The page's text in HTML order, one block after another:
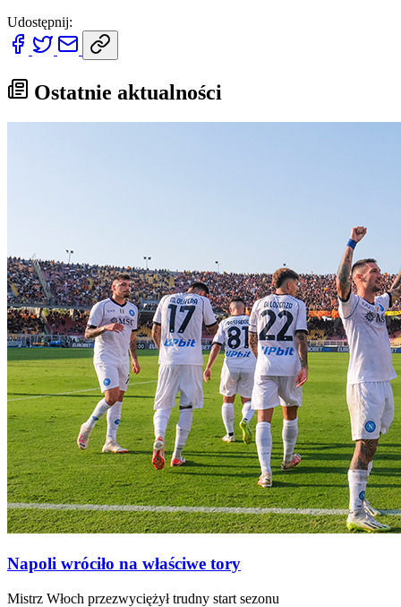
Udostępnij:
Ostatnie aktualności
Napoli wróciło na właściwe tory
Mistrz Włoch przezwyciężył trudny start sezonu